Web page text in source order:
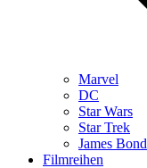
Marvel
DC
Star Wars
Star Trek
James Bond
Filmreihen